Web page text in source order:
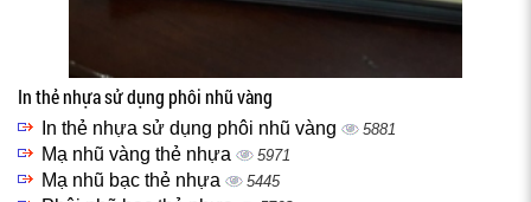
In thẻ nhựa sử dụng phôi nhũ vàng
In thẻ nhựa sử dụng phôi nhũ vàng 5881
Mạ nhũ vàng thẻ nhựa 5971
Mạ nhũ bạc thẻ nhựa 5445